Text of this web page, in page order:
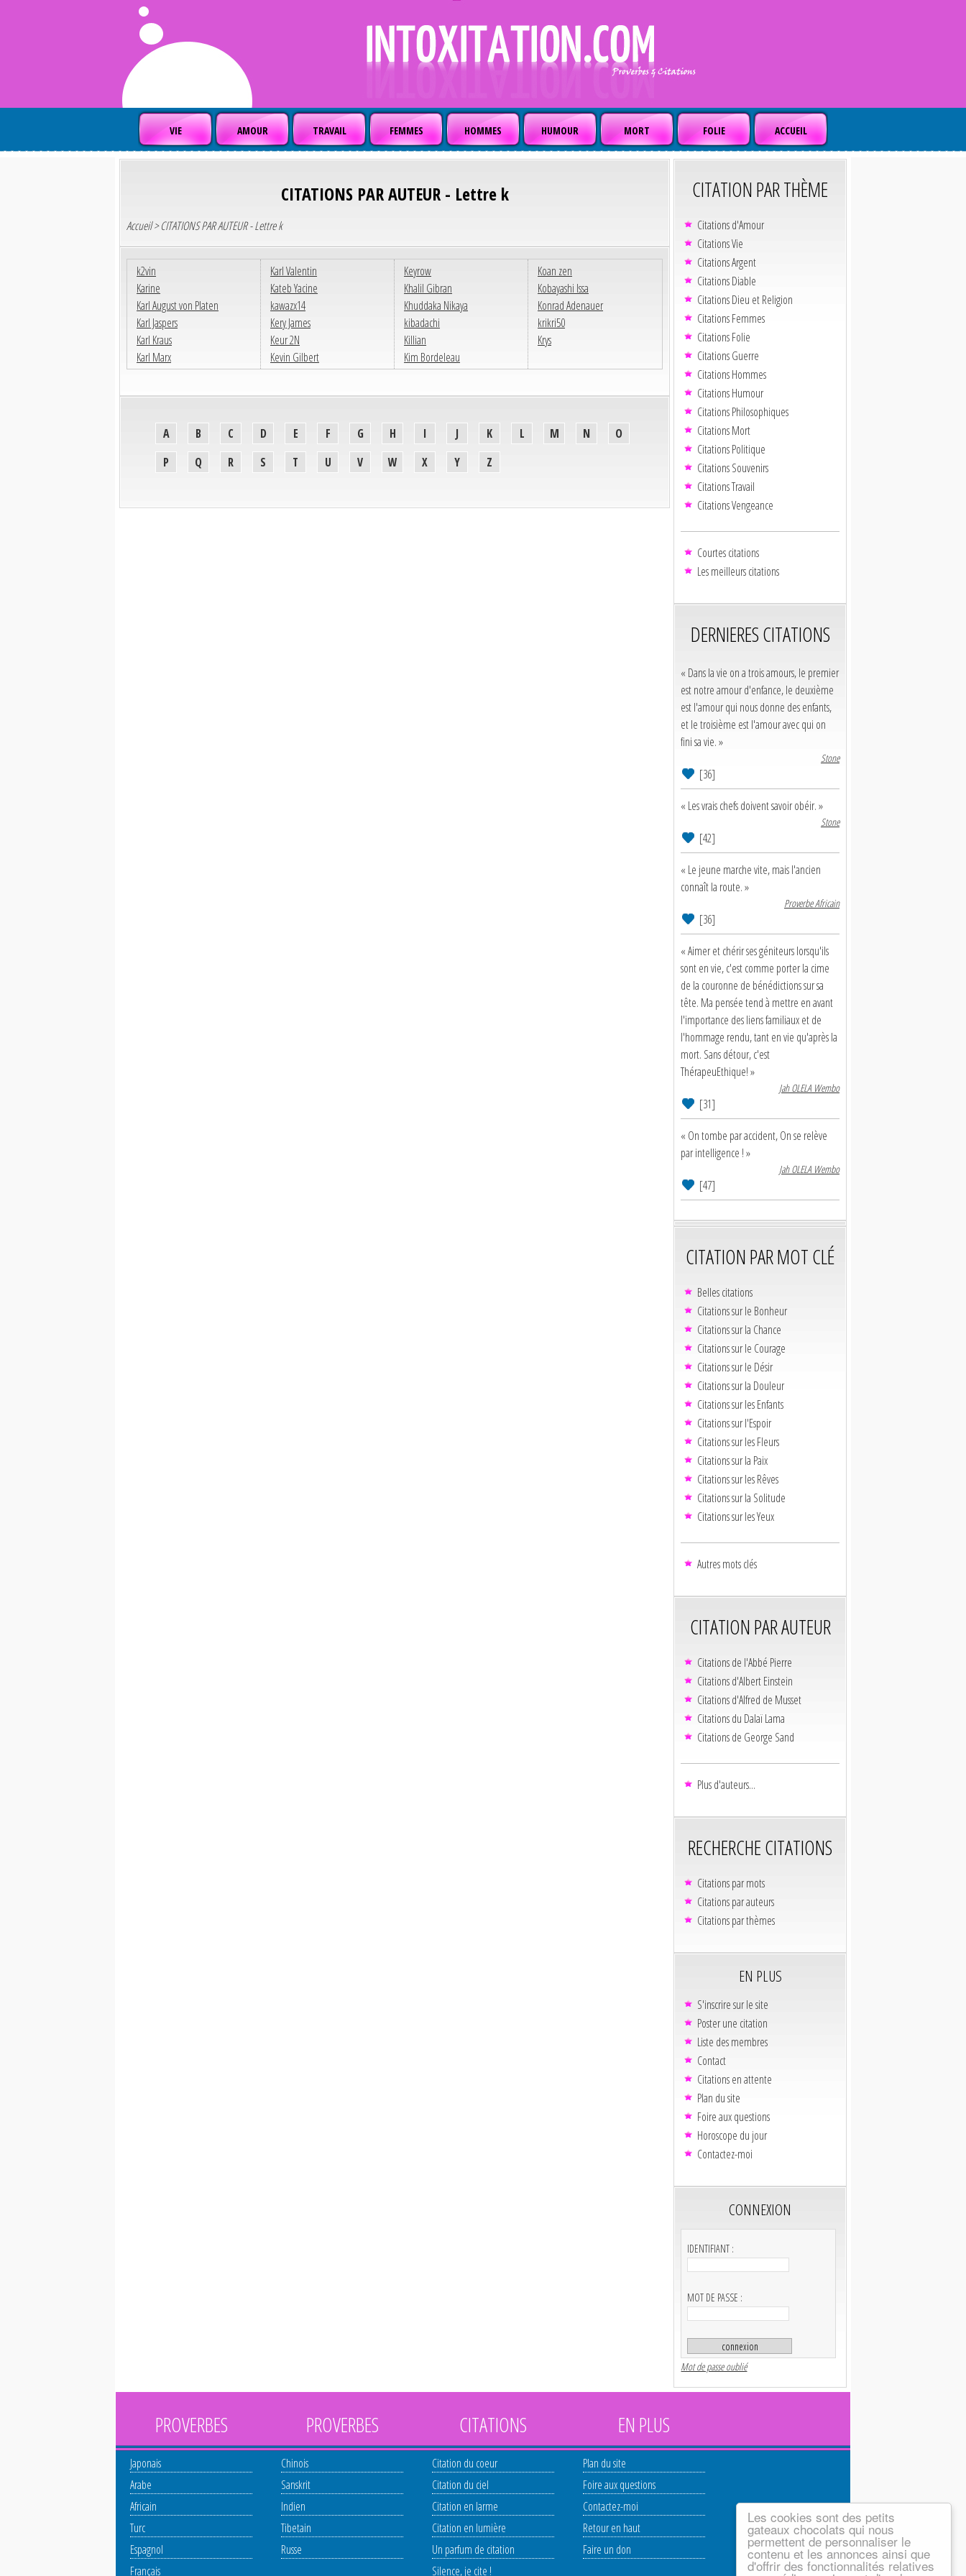
Les cookies sont des petits
gateaux chocolats qui nous
permettent de personnaliser le
contenu et les annonces ainsi que
d'offrir des fonctionnalités relatives
VIE AMOUR TRAVAIL FEMMES HOMMES HUMOUR MORT FOLIE ACCUEIL
CITATIONS PAR AUTEUR - Lettre k
Accueil> CITATIONS PAR AUTEUR - Lettre k
k2vin
Karine
Karl August von Platen
Karl Jaspers
Karl Kraus
Karl Marx
Karl Valentin
Kateb Yacine
kawazx14
Kery James
Keur 2N
Kevin Gilbert
Keyrow
Khalil Gibran
Khuddaka Nikaya
kibadachi
Killian
Kim Bordeleau
Koan zen
Kobayashi Issa
Konrad Adenauer
krikri50
Krys
A B C D E F G H I J K L M N
O
P
Q R S T U V W X Y Z
CITATION PAR THÈME
Citations d'Amour
Citations Vie
Citations Argent
Citations Diable
Citations Dieu et Religion
Citations Femmes
Citations Folie
Citations Guerre
Citations Hommes
Citations Humour
Citations Philosophiques
Citations Mort
Citations Politique
Citations Souvenirs
Citations Travail
Citations Vengeance
Courtes citations
Les meilleurs citations
DERNIERES CITATIONS
« Dans la vie on a trois amours, le premier
est notre amour d'enfance, le deuxième
est l'amour qui nous donne des enfants,
et le troisième est l'amour avec qui on
fini sa vie. »
Stone
[36]
« Les vrais chefs doivent savoir obéir. »
Stone
[42]
« Le jeune marche vite, mais l'ancien
connaît la route. »
Proverbe Africain
[36]
« Aimer et chérir ses géniteurs lorsqu'ils
sont en vie, c'est comme porter la cime
de la couronne de bénédictions sur sa
tête. Ma pensée tend à mettre en avant
l'importance des liens familiaux et de
l'hommage rendu, tant en vie qu'après la
mort. Sans détour, c'est
ThérapeuEthique! »
Jah OLELA Wembo
[31]
« On tombe par accident, On se relève
par intelligence ! »
Jah OLELA Wembo
[47]
CITATION PAR MOT CLÉ
Belles citations
Citations sur le Bonheur
Citations sur la Chance
Citations sur le Courage
Citations sur le Désir
Citations sur la Douleur
Citations sur les Enfants
Citations sur l'Espoir
Citations sur les Fleurs
Citations sur la Paix
Citations sur les Rêves
Citations sur la Solitude
Citations sur les Yeux
Autres mots clés
CITATION PAR AUTEUR
Citations de l'Abbé Pierre
Citations d'Albert Einstein
Citations d'Alfred de Musset
Citations du Dalaï Lama
Citations de George Sand
Plus d'auteurs...
RECHERCHE CITATIONS
Citations par mots
Citations par auteurs
Citations par thèmes
EN PLUS
S'inscrire sur le site
Poster une citation
Liste des membres
Contact
Citations en attente
Plan du site
Foire aux questions
Horoscope du jour
Contactez-moi
CONNEXION
IDENTIFIANT :
MOT DE PASSE :
Mot de passe oublié
PROVERBES
Japonais
Arabe
Africain
Turc
Espagnol
Français
PROVERBES
Chinois
Sanskrit
Indien
Tibetain
Russe
CITATIONS
Citation du coeur
Citation du ciel
Citation en larme
Citation en lumière
Un parfum de citation
Silence, je cite !
EN PLUS
Plan du site
Foire aux questions
Contactez-moi
Retour en haut
Faire un don